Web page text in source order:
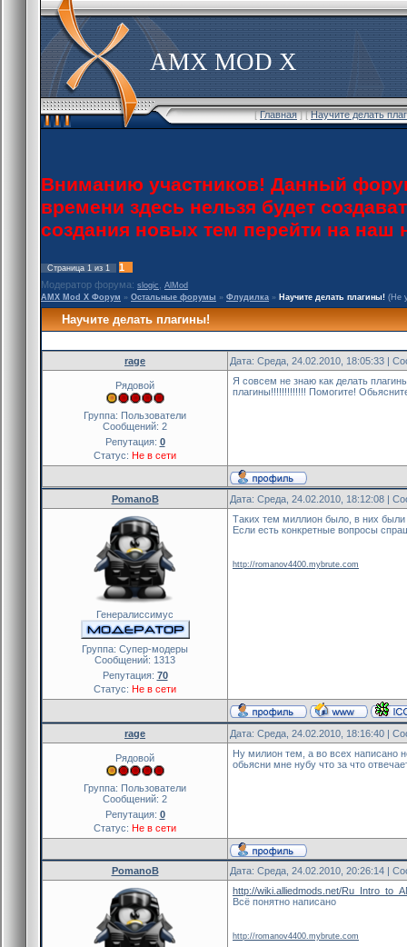
AMX MOD X
[Главная] [Научите делать
Вниманию участников! Данный
времени здесь нельзя будет
создания новых тем перейти на
Страница 1 из 1
1
Модератор форума: slogic
AlMod
AMX Mod X Форум » Остальные форумы » Флудилка » Научите делать плагины! (Не
Научите делать плагины!
rage Дата: Среда, 24.02.2010, 18:05:33 |
Рядовой
Группа: Пользователи
Сообщений: 2
Репутация: 0
Статус: Не в сети
Я совсем не знаю как делать
плагины!!!!!!!!!!!!! Помогите!
PomanoB Дата: Среда, 24.02.2010, 18:12:08 |
Генералиссимус
Группа: Cупер-модеры
Сообщений: 1313
Репутация: 70
Статус: Не в сети
Таких тем миллион было, в них были
Если есть конкретные вопросы
http://romanov4400.mybrute.com
rage Дата: Среда, 24.02.2010, 18:16:40 |
Рядовой
Группа: Пользователи
Сообщений: 2
Репутация: 0
Статус: Не в сети
Ну милион тем, а во всех написано
обьясни мне нубу что за что
PomanoB Дата: Среда, 24.02.2010, 20:26:14 |
http://wiki.alliedmods.net/
Всё понятно написано
http://romanov4400.mybrute.com